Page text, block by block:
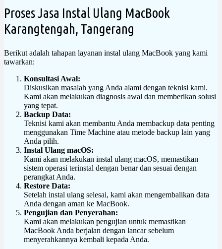
Proses Jasa Instal Ulang MacBook
Karangtengah, Tangerang
Berikut adalah tahapan layanan instal ulang MacBook yang kami
tawarkan:
Konsultasi Awal:
Diskusikan masalah yang Anda alami dengan teknisi kami.
Kami akan melakukan diagnosis awal dan memberikan solusi
yang tepat.
Backup Data:
Teknisi kami akan membantu Anda membackup data penting
menggunakan Time Machine atau metode backup lain yang
Anda pilih.
Instal Ulang macOS:
Kami akan melakukan instal ulang macOS, memastikan
sistem operasi terinstal dengan benar dan sesuai dengan
perangkat Anda.
Restore Data:
Setelah instal ulang selesai, kami akan mengembalikan data
Anda dengan aman ke MacBook.
Pengujian dan Penyerahan:
Kami akan melakukan pengujian untuk memastikan
MacBook Anda berjalan dengan lancar sebelum
menyerahkannya kembali kepada Anda.